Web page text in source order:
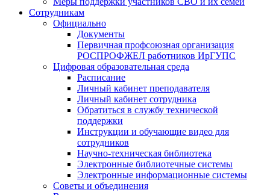
Сотрудникам
Официально
Документы
Первичная профсоюзная организация
РОСПРОФЖЕЛ работников ИрГУПС
Цифровая образовательная среда
Расписание
Личный кабинет преподавателя
Личный кабинет сотрудника
Обратиться в службу технической
поддержки
Инструкции и обучающие видео для
сотрудников
Научно-техническая библиотека
Электронные библиотечные системы
Электронные информационные системы
Советы и объединения